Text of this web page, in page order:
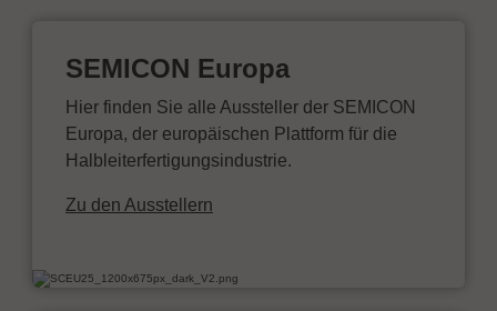
SEMICON Europa
Hier finden Sie alle Aussteller der SEMICON
Europa, der europäischen Plattform für die
Halbleiterfertigungsindustrie.
Zu den Ausstellern